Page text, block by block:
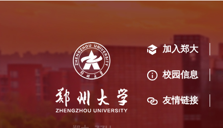
加入郑大
校园信息
友情链接